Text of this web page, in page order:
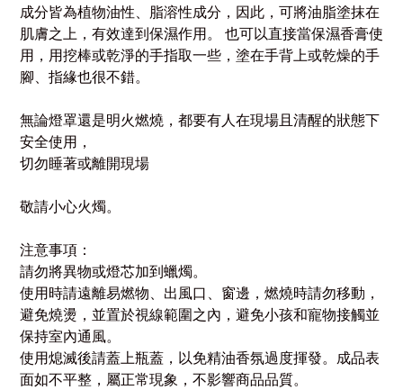
成分皆為植物油性、脂溶性成分，因此，可將油脂塗抹在
肌膚之上，有效達到保濕作用。 也可以直接當保濕香膏使
用，用挖棒或乾淨的手指取一些，塗在手背上或乾燥的手
腳、指緣也很不錯。
無論燈罩還是明火燃燒，都要有人在現場且清醒的狀態下
安全使用，
切勿睡著或離開現場
敬請小心火燭。
注意事項：
請勿將異物或燈芯加到蠟燭。
使用時請遠離易燃物、出風口、窗邊，燃燒時請勿移動，
避免燒燙，並置於視線範圍之內，避免小孩和寵物接觸並
保持室內通風。
使用熄滅後請蓋上瓶蓋，以免精油香氛過度揮發。成品表
面如不平整，屬正常現象，不影響商品品質。